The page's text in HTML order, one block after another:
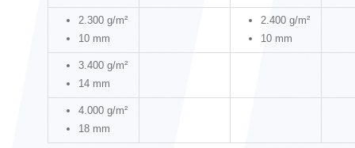
2.300 g/m²
10 mm
2.400 g/m²
10 mm
3.400 g/m²
14 mm
4.000 g/m²
18 mm